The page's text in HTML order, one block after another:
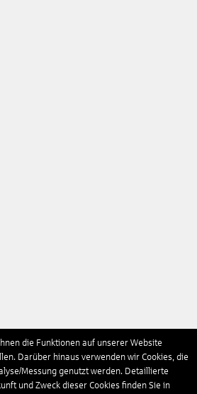
die Funktionen auf unserer Website
Darüber hinaus verwenden wir Cookies, die
Messung genutzt werden. Detaillierte
und Zweck dieser Cookies finden Sie in